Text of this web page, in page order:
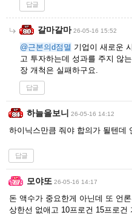
답글
갈마갈마 26-05-16 15:52
@근본의d점멸 기업이 새로운
고 투자하는데 성과를 주지 않
장 개척은 실패하구요.
답글
하늘을보니 26-05-16 14:12
하이닉스만큼 줘야 합의가 될텐데
답글
모야또 26-05-16 14:17
돈 액수가 중요한게 아닌데 또 언
상한선 없애고 10프로건 15프로